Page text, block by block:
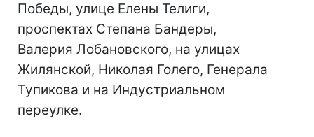
Победы, улице Елены Телиги,
проспектах Степана Бандеры,
Валерия Лобановского, на улицах
Жилянской, Николая Голего, Генерала
Тупикова и на Индустриальном
переулке.